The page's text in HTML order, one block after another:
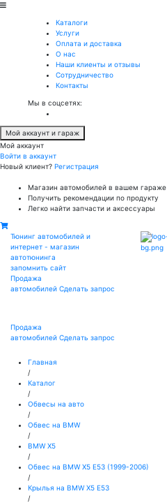
Каталоги
Услуги
Оплата и доставка
О нас
Наши клиенты и отзывы
Сотрудничество
Контакты
Мы в соцсетях:
Мой аккаунт и гараж
Мой аккаунт
Войти в аккаунт
Новый клиент? Регистрация
Магазин автомобилей в вашем гараже
Получить рекомендации по продукту
Легко найти запчасти и аксессуары
Тюнинг автомобилей и
интернет - магазин
автотюнинга
запомнить сайт
Продажа
автомобилей Сделать запрос
Продажа
автомобилей Сделать запрос
Главная
/
Каталог
/
Обвесы на авто
/
Обвес на BMW
/
BMW X5
/
Обвес на BMW X5 E53 (1999-2006)
/
Крылья на BMW X5 E53
/